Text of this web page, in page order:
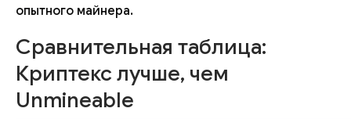
опытного майнера.
Сравнительная таблица:
Криптекс лучше, чем
Unmineable